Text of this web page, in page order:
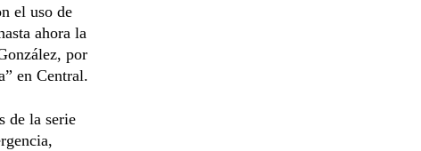
el uso de
ahora la
por
en Central.
de la serie